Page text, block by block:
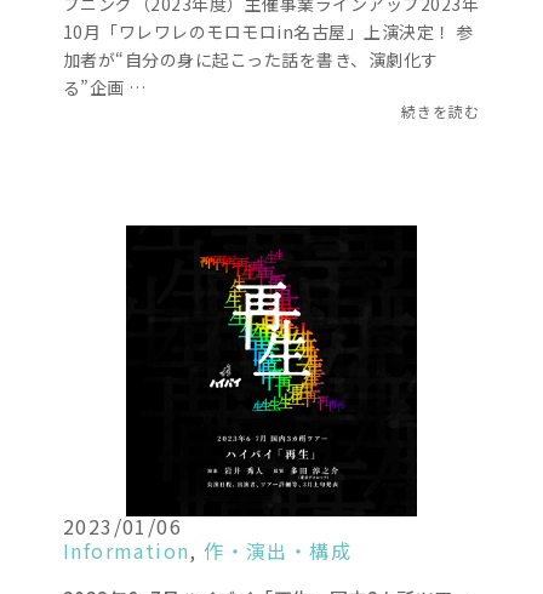
10月「ワレワレのモロモロin名古屋」上演決定！ 参
加者が“自分の身に起こった話を書き、演劇化す
る”企画 …
続きを読む
2023/01/06
Information,作・演出・構成